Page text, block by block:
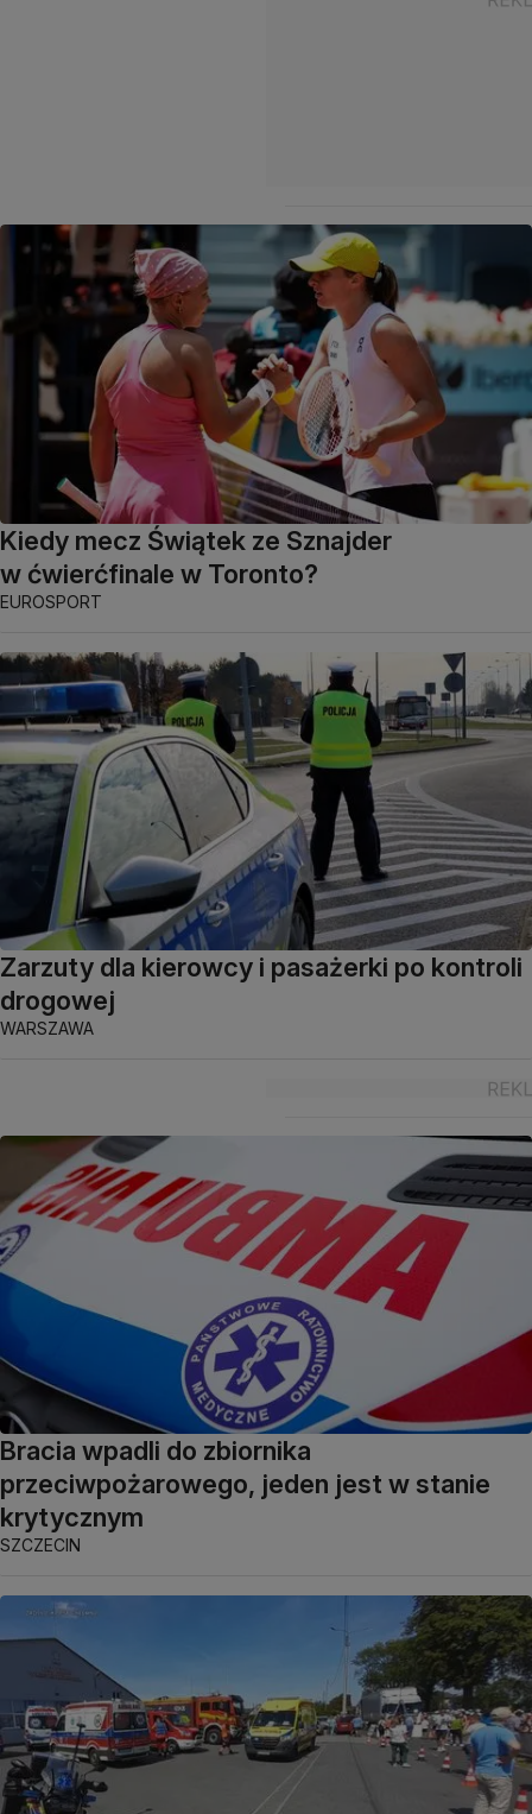
Kiedy mecz Świątek ze Sznajder
w ćwierćfinale w Toronto?
EUROSPORT
Zarzuty dla kierowcy i pasażerki po kontroli
drogowej
WARSZAWA
Bracia wpadli do zbiornika
przeciwpożarowego, jeden jest w stanie
krytycznym
SZCZECIN